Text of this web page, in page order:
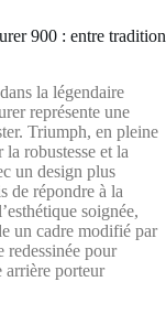
900 : entre tradition
la légendaire
représente une
Triumph, en pleine
robustesse et la
un design plus
de répondre à la
soignée,
un cadre modifié par
redessinée pour
arrière porteur